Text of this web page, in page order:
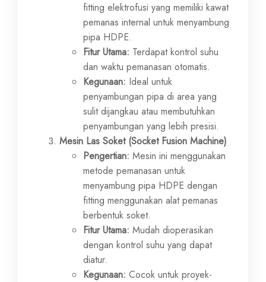
fitting elektrofusi yang memiliki kawat
pemanas internal untuk menyambung
pipa HDPE.
Fitur Utama: Terdapat kontrol suhu
dan waktu pemanasan otomatis.
Kegunaan: Ideal untuk
penyambungan pipa di area yang
sulit dijangkau atau membutuhkan
penyambungan yang lebih presisi.
Mesin Las Soket (Socket Fusion Machine)
Pengertian: Mesin ini menggunakan
metode pemanasan untuk
menyambung pipa HDPE dengan
fitting menggunakan alat pemanas
berbentuk soket.
Fitur Utama: Mudah dioperasikan
dengan kontrol suhu yang dapat
diatur.
Kegunaan: Cocok untuk proyek-